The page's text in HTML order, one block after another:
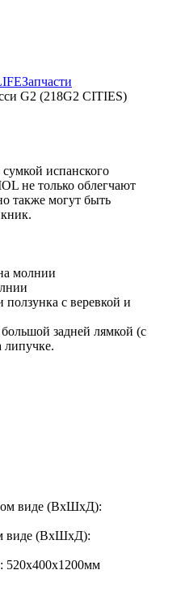
Запчасти
G2 (218G2 CITIES)
испанского
не только облегчают
также могут быть
молнии
с веревкой и
задней лямкой (с
липучке.
виде (ВхШхД):
виде (ВхШхД):
520х400х1200мм